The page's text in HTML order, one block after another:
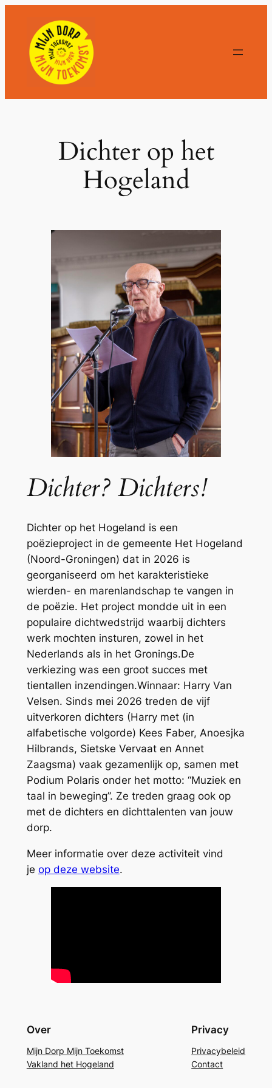
inhoud
Dichter op het
Hogeland
Dichter? Dichters!
Dichter op het Hogeland is een
poëzieproject in de gemeente Het Hogeland
(Noord-Groningen) dat in 2026 is
georganiseerd om het karakteristieke
wierden- en marenlandschap te vangen in
de poëzie. Het project mondde uit in een
populaire dichtwedstrijd waarbij dichters
werk mochten insturen, zowel in het
Nederlands als in het Gronings.De
verkiezing was een groot succes met
tientallen inzendingen.Winnaar: Harry Van
Velsen. Sinds mei 2026 treden de vijf
uitverkoren dichters (Harry met (in
alfabetische volgorde) Kees Faber, Anoesjka
Hilbrands, Sietske Vervaat en Annet
Zaagsma) vaak gezamenlijk op, samen met
Podium Polaris onder het motto: “Muziek en
taal in beweging”. Ze treden graag ook op
met de dichters en dichttalenten van jouw
dorp.
Meer informatie over deze activiteit vind
je op deze website.
Over
Mijn Dorp Mijn Toekomst
Vakland het Hogeland
Privacy
Privacybeleid
Contact